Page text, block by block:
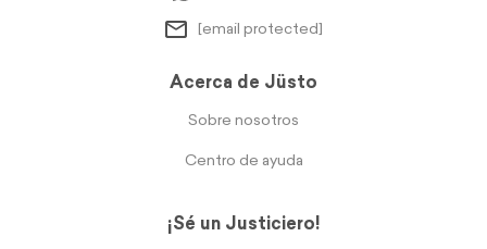
[email protected]
Acerca de Jüsto
Sobre nosotros
Centro de ayuda
¡Sé un Justiciero!